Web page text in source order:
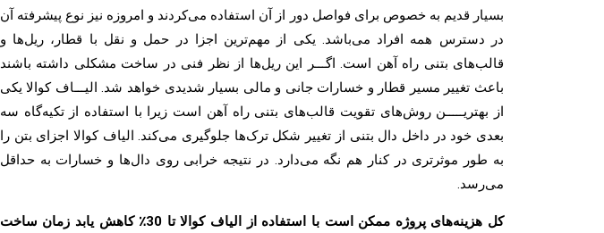
بسیار قدیم به خصوص برای فواصل دور از آن استفاده می‌کردند و امروزه نیز نوع پیشرفته آن
در دسترس همه افراد می‌باشد. یکی از مهم‌ترین اجزا در حمل و نقل با قطار، ریل‌ها و
قالب‌های بتنی راه آهن است. اگـــر این ریل‌ها از نظر فنی در ساخت مشکلی داشته باشند
باعث تغییر مسیر قطار و خسارات جانی و مالی بسیار شدیدی خواهد شد. الیـــاف کوالا یکی
از بهتریـــــن روش‌های تقویت قالب‌های بتنی راه آهن است زیرا با استفاده از تکیه‌گاه سه
بعدی خود در داخل دال بتنی از تغییر شکل ترک‌ها جلوگیری می‌کند. الیاف کوالا اجزای بتن را
به طور موثرتری در کنار هم نگه می‌دارد. در نتیجه خرابی روی دال‌ها و خسارات به حداقل
می‌رسد.
کل هزینه‌های پروژه ممکن است با استفاده از الیاف کوالا تا 30٪ کاهش یابد زمان ساخت
Arman Sanat Polymer Co.